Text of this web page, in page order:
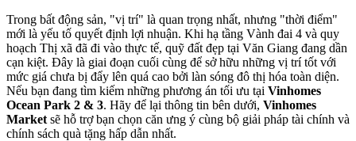
Trong bất động sản, "vị trí" là quan trọng nhất, nhưng "thời điểm"
mới là yếu tố quyết định lợi nhuận. Khi hạ tầng Vành đai 4 và quy
hoạch Thị xã đã đi vào thực tế, quỹ đất đẹp tại Văn Giang đang dần
cạn kiệt. Đây là giai đoạn cuối cùng để sở hữu những vị trí tốt với
mức giá chưa bị đẩy lên quá cao bởi làn sóng đô thị hóa toàn diện.
Nếu bạn đang tìm kiếm những phương án tối ưu tại Vinhomes
Ocean Park 2 & 3. Hãy để lại thông tin bên dưới, Vinhomes
Market sẽ hỗ trợ bạn chọn căn ưng ý cùng bộ giải pháp tài chính và
chính sách quà tặng hấp dẫn nhất.